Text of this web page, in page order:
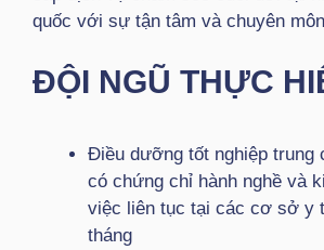
quốc với sự tận tâm và chuyên
ĐỘI NGŨ THỰC
Điều dưỡng tốt nghiệp trung
có chứng chỉ hành nghề và
việc liên tục tại các cơ sở y
tháng